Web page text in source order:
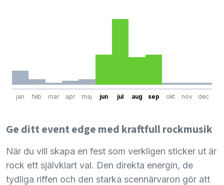
jan feb mar apr maj jun jul aug sep okt nov dec
Ge ditt event edge med kraftfull rockmusik
När du vill skapa en fest som verkligen sticker ut är
rock ett självklart val. Den direkta energin, de
tydliga riffen och den starka scennärvaron gör att